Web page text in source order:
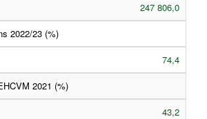
247 806,0
2022/23 (%)
74,4
2021 (%)
43,2